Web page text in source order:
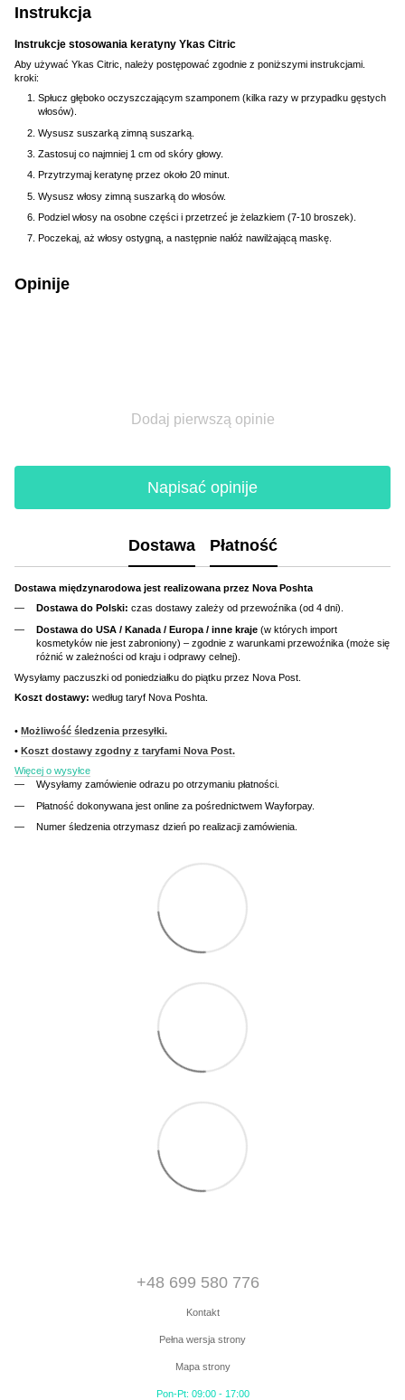
Instrukcja
Instrukcje stosowania keratyny Ykas Citric
Aby używać Ykas Citric, należy postępować zgodnie z poniższymi instrukcjami.
kroki:
Spłucz głęboko oczyszczającym szamponem (kilka razy w przypadku gęstych
włosów).
Wysusz suszarką zimną suszarką.
Zastosuj co najmniej 1 cm od skóry głowy.
Przytrzymaj keratynę przez około 20 minut.
Wysusz włosy zimną suszarką do włosów.
Podziel włosy na osobne części i przetrzeć je żelazkiem (7-10 broszek).
Poczekaj, aż włosy ostygną, a następnie nałóż nawilżającą maskę.
Opinije
Dodaj pierwszą opinie
Napisać opinije
Dostawa Płatność
Dostawa międzynarodowa jest realizowana przez Nova Poshta
Dostawa do Polski: czas dostawy zależy od przewoźnika (od 4 dni).
Dostawa do USA / Kanada / Europa / inne kraje (w których import
kosmetyków nie jest zabroniony) – zgodnie z warunkami przewoźnika (może się
różnić w zależności od kraju i odprawy celnej).
Wysyłamy paczuszki od poniedziałku do piątku przez Nova Post.
Koszt dostawy: według taryf Nova Poshta.
• Możliwość śledzenia przesyłki.
• Koszt dostawy zgodny z taryfami Nova Post.
Więcej o wysyłce
Wysyłamy zamówienie odrazu po otrzymaniu płatności.
Płatność dokonywana jest online za pośrednictwem Wayforpay.
Numer śledzenia otrzymasz dzień po realizacji zamówienia.
+48 699 580 776
Kontakt
Pełna wersja strony
Mapa strony
Pon-Pt: 09:00 - 17:00